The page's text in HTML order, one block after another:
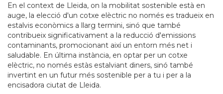
En el context de Lleida, on la mobilitat sostenible està en
auge, la elecció d'un cotxe elèctric no només es tradueix en
estalvis econòmics a llarg termini, sinó que també
contribueix significativament a la reducció d'emissions
contaminants, promocionant així un entorn més net i
saludable. En última instància, en optar per un cotxe
elèctric, no només estàs estalviant diners, sinó també
invertint en un futur més sostenible per a tu i per a la
encisadora ciutat de Lleida.